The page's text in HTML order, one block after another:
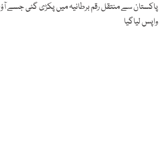
پاکستان سے منتقل رقم برطانیہ میں پکڑی گئی
واپس لیاگیا